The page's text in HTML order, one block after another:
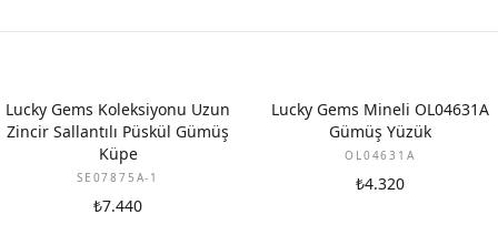
Lucky Gems Koleksiyonu Uzun
Zincir Sallantılı Püskül Gümüş
Küpe
SE07875A-1
₺7.440
Lucky Gems Mineli OL04631A
Gümüş Yüzük
OL04631A
₺4.320